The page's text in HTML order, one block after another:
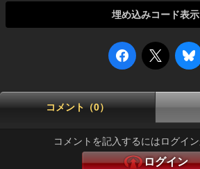
埋め込みコード表示
コメント（0）
コメントを記入するにはログイン
ログイン